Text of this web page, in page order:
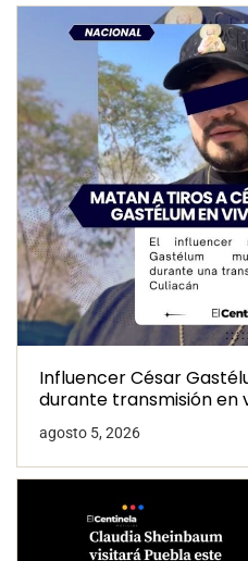
Influencer César
durante transmisión en
agosto 5, 2026